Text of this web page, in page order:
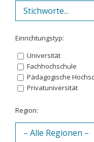
Einrichtungstyp:
Universität
Fachhochschule
Pädagogische
Privatuniversität
Region: